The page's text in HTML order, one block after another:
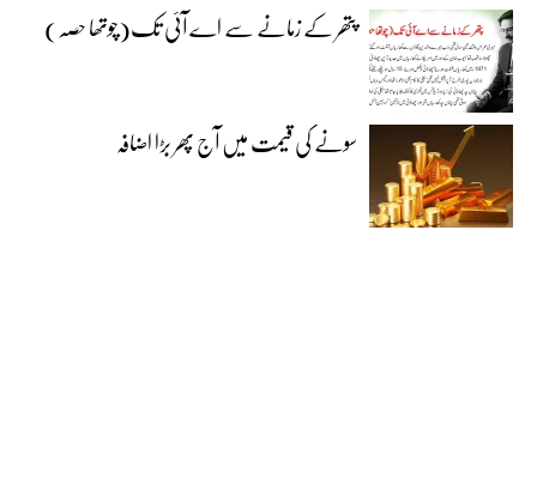
پتھر کے زمانے سے اے آئی تک(چوتھا حصہ)
سونے کی قیمت میں آج پھر بڑا اضافہ